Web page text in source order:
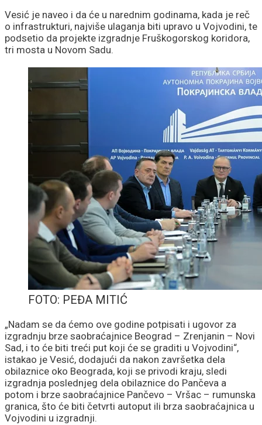
Vesić je naveo i da će u narednim godinama, kada je reč
o infrastrukturi, najviše ulaganja biti upravo u Vojvodini, te
podsetio da projekte izgradnje Fruškogorskog koridora,
tri mosta u Novom Sadu.
FOTO: PEĐA MITIĆ
„Nadam se da ćemo ove godine potpisati i ugovor za
izgradnju brze saobraćajnice Beograd – Zrenjanin – Novi
Sad, i to će biti treći put koji će se graditi u Vojvodini“,
istakao je Vesić, dodajući da nakon završetka dela
obilaznice oko Beograda, koji se privodi kraju, sledi
izgradnja poslednjeg dela obilaznice do Pančeva a
potom i brze saobraćajnice Pančevo – Vršac – rumunska
granica, što će biti četvrti autoput ili brza saobraćajnica u
Vojvodini u izgradnji.